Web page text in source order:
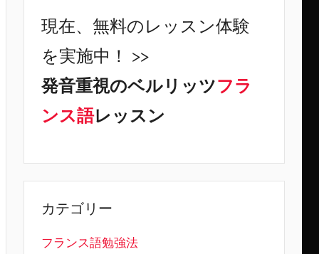
現在、無料のレッスン体験
を実施中！ >>
発音重視のベルリッツフラ
ンス語レッスン
カテゴリー
フランス語勉強法